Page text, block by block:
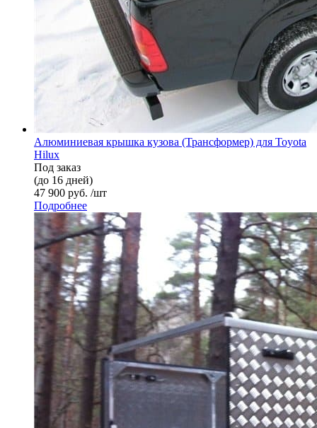
Алюминиевая крышка кузова (Трансформер) для Toyota
Hilux
Под заказ
(до 16 дней)
47 900 руб. /шт
Подробнее